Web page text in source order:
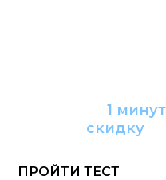
1
скидку
ПРОЙТИ ТЕСТ